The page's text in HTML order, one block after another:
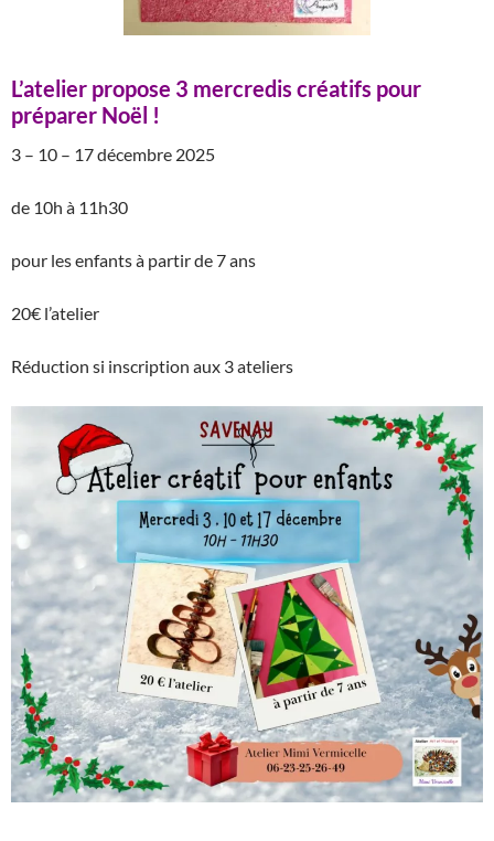
L’atelier propose 3 mercredis créatifs pour
préparer Noël !
3 – 10 – 17 décembre 2025
de 10h à 11h30
pour les enfants à partir de 7 ans
20€ l’atelier
Réduction si inscription aux 3 ateliers